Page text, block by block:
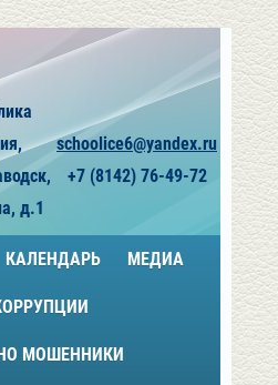
д.1
schoolice6@yandex.ru
+7 (8142) 76-49-72
КАЛЕНДАРЬ МЕДИА
МОШЕННИКИ